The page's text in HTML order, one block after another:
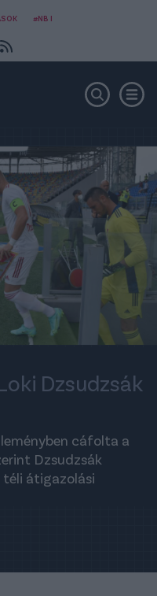
#NB I
Dzsudzsák
cáfolta a
Dzsudzsák
átigazolási